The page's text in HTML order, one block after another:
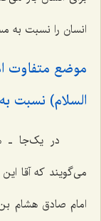
انسان را نسبت به
موضع متفاوت
السلام) نسبت
در یک‌جا ـ
می‌گویند که آقا
امام صادق هشام